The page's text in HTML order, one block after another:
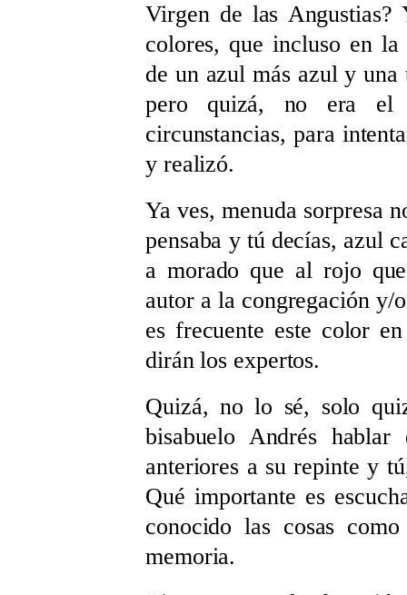
Virgen de las Angustias?
colores, que incluso en
de un azul más azul y
pero quizá, no era el
circunstancias, para
y realizó.
Ya ves, menuda sorpresa
pensaba y tú decías, azul
a morado que al rojo
autor a la congregación y/
es frecuente este color
dirán los expertos.
Quizá, no lo sé, solo
bisabuelo Andrés
anteriores a su repinte y
Qué importante es
conocido las cosas
memoria.